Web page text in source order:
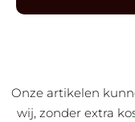
Onze artikelen
wij, zonder extra